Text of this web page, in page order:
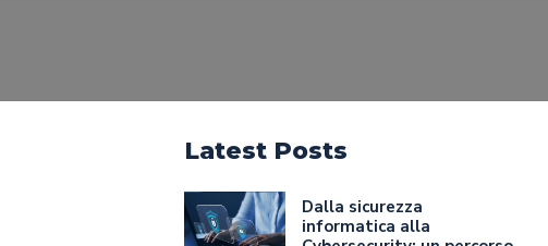
Latest Posts
Dalla sicurezza
informatica alla